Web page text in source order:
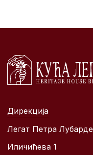
Дирекција
Легат Петра Лубарде
Иличићева 1